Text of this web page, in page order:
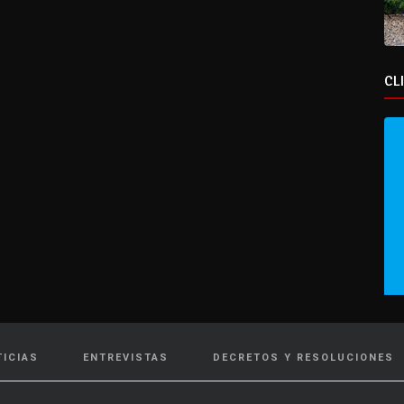
ENTREVISTAS DECRETOS Y RESOLUCIONES